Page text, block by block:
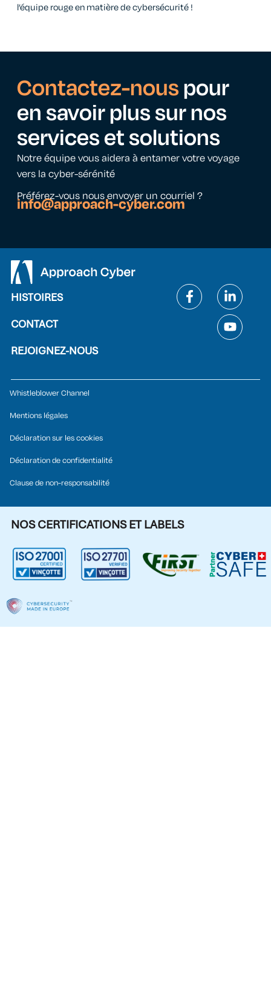
l’équipe rouge en matière de cybersécurité !
Contactez-nouspour
en savoir plus sur nos
services et solutions
Notre équipe vous aidera à entamer votre voyage
vers la cyber-sérénité
Préférez-vous nous envoyer un courriel ?
info@approach-cyber.com
HISTOIRES
CONTACT
REJOIGNEZ-NOUS
Whistleblower Channel
Mentions légales
Déclaration sur les cookies
Déclaration de confidentialité
Clause de non-responsabilité
NOS CERTIFICATIONS ET LABELS